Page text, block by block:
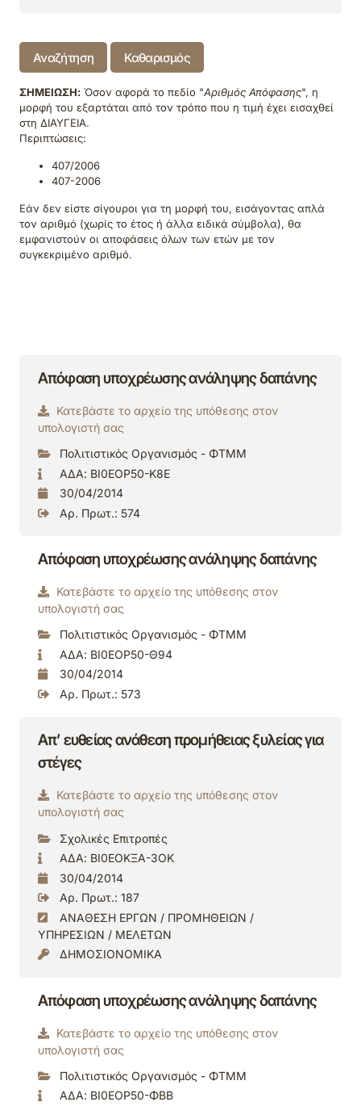
Αναζήτηση Καθαρισμός
ΣΗΜΕΙΩΣΗ: Όσον αφορά το πεδίο "Αριθμός Απόφασης", η
μορφή του εξαρτάται από τον τρόπο που η τιμή έχει εισαχθεί
στη ΔΙΑΥΓΕΙΑ.
Περιπτώσεις:
407/2006
407-2006
Εάν δεν είστε σίγουροι για τη μορφή του, εισάγοντας απλά
τον αριθμό (χωρίς το έτος ή άλλα ειδικά σύμβολα), θα
εμφανιστούν οι αποφάσεις όλων των ετών με τον
συγκεκριμένο αριθμό.
Απόφαση υποχρέωσης ανάληψης δαπάνης
Κατεβάστε το αρχείο της υπόθεσης στον
υπολογιστή σας
Πολιτιστικός Οργανισμός - ΦΤΜΜ
ΑΔΑ: ΒΙ0ΕΟΡ50-Κ8Ε
30/04/2014
Αρ. Πρωτ.: 574
Απόφαση υποχρέωσης ανάληψης δαπάνης
Κατεβάστε το αρχείο της υπόθεσης στον
υπολογιστή σας
Πολιτιστικός Οργανισμός - ΦΤΜΜ
ΑΔΑ: ΒΙ0ΕΟΡ50-Θ94
30/04/2014
Αρ. Πρωτ.: 573
Απ’ ευθείας ανάθεση προμήθειας ξυλείας για
στέγες
Κατεβάστε το αρχείο της υπόθεσης στον
υπολογιστή σας
Σχολικές Επιτροπές
ΑΔΑ: ΒΙ0ΕΟΚΞΑ-3ΟΚ
30/04/2014
Αρ. Πρωτ.: 187
ΑΝΑΘΕΣΗ ΕΡΓΩΝ / ΠΡΟΜΗΘΕΙΩΝ /
ΥΠΗΡΕΣΙΩΝ / ΜΕΛΕΤΩΝ
ΔΗΜΟΣΙΟΝΟΜΙΚΑ
Απόφαση υποχρέωσης ανάληψης δαπάνης
Κατεβάστε το αρχείο της υπόθεσης στον
υπολογιστή σας
Πολιτιστικός Οργανισμός - ΦΤΜΜ
ΑΔΑ: ΒΙ0ΕΟΡ50-ΦΒΒ